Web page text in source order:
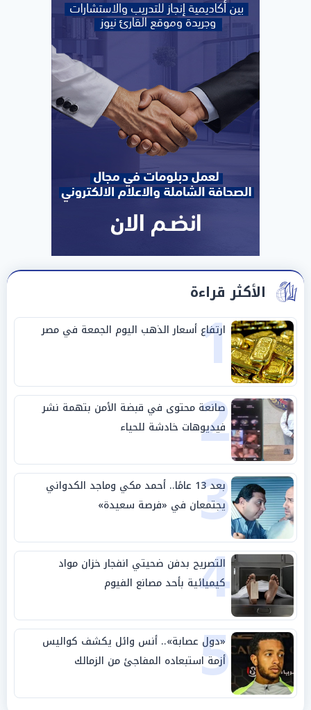
الأكثر قراءة
1
ارتفاع أسعار الذهب اليوم الجمعة في مصر
2
صانعة محتوى في قبضة الأمن بتهمة نشر
فيديوهات خادشة للحياء
3 بعد 13 عامًا.. أحمد مكي وماجد الكدواني
يجتمعان في «فرصة سعيدة»
4
التصريح بدفن ضحيتي انفجار خزان مواد
كيميائية بأحد مصانع الفيوم
5
«دول عصابة».. أنس وائل يكشف كواليس
أزمة استبعاده المفاجئ من الزمالك